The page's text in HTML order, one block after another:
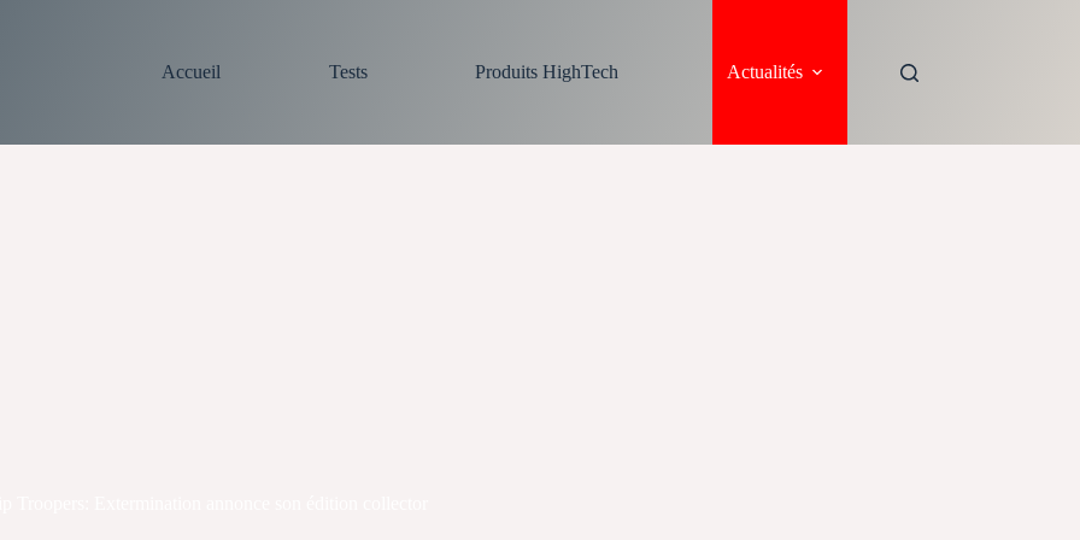
Accueil
Tests Produits HighTech Actualités